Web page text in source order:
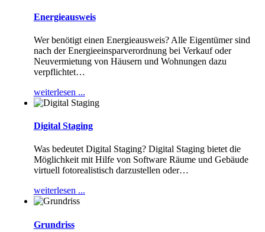
Energieausweis
Wer benötigt einen Energieausweis? Alle Eigentümer sind
nach der Energieeinsparverordnung bei Verkauf oder
Neuvermietung von Häusern und Wohnungen dazu
verpflichtet…
weiterlesen ...
Digital Staging
Was bedeutet Digital Staging? Digital Staging bietet die
Möglichkeit mit Hilfe von Software Räume und Gebäude
virtuell fotorealistisch darzustellen oder…
weiterlesen ...
Grundriss